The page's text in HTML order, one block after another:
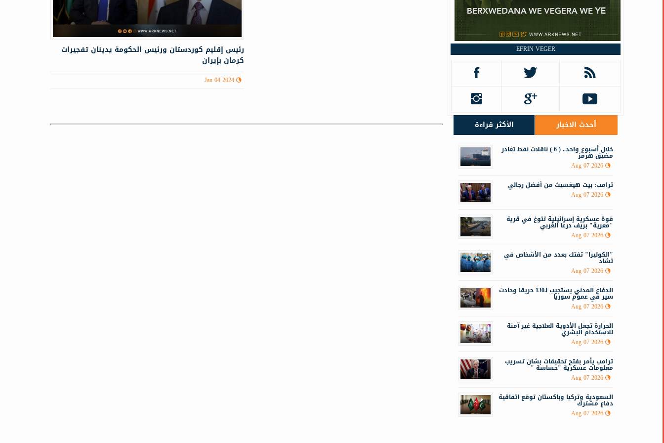
رئيس إقليم كوردستان ورئيس الحكومة يدينان تفجيرات
كرمان بإيران
Jan 04 2024
EFRIN VEGER
أحدث الاخبار الأكثر قراءة
خلال أسبوع واحد.. ( 6 ) ناقلات نفط تغادر
مضيق هرمز
Aug 07 2026
ترامب: بيت هيغسيث من أفضل رجالي
Aug 07 2026
قوة عسكرية إسرائيلية تتوغ في قرية
"معرية" بريف درعا الغربي
Aug 07 2026
"الكوليرا" تفتك بعدد من الأشخاص في
تشاد
Aug 07 2026
الدفاع المدني يستجيب لـ130 حريقا وحادث
سير في عموم سوريا
Aug 07 2026
الحرارة تجعل الأدوية العلاجية غير آمنة
للاستخدام البشري
Aug 07 2026
ترامب يأمر بفتح تحقيقات بشان تسريب
معلومات عسكرية "حساسة "
Aug 07 2026
السعودية وتركيا وباكستان توقع اتفاقية
دفاع مشترك
Aug 07 2026